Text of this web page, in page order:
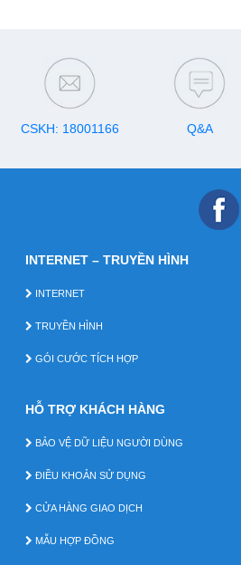
CSKH: 18001166 Q&A
INTERNET – TRUYỀN HÌNH
INTERNET
TRUYỀN HÌNH
GÓI CƯỚC TÍCH HỢP
HỖ TRỢ KHÁCH HÀNG
BẢO VỆ DỮ LIỆU NGƯỜI DÙNG
ĐIỀU KHOẢN SỬ DỤNG
CỬA HÀNG GIAO DỊCH
MẪU HỢP ĐỒNG